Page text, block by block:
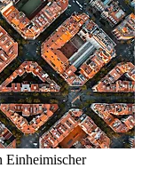
Einheimischer